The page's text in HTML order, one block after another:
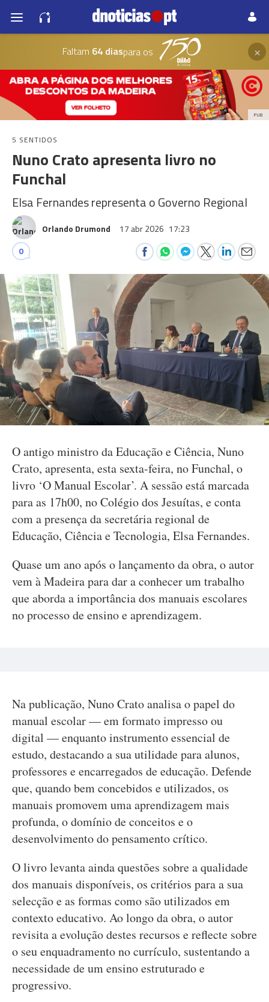
Faltam 64 diaspara os ×
PUB
5 SENTIDOS
Nuno Crato apresenta livro no
Funchal
Elsa Fernandes representa o Governo Regional
Orlando Drumond 17 abr 2026 17:23
0
O antigo ministro da Educação e Ciência, Nuno
Crato, apresenta, esta sexta-feira, no Funchal, o
livro ‘O Manual Escolar’. A sessão está marcada
para as 17h00, no Colégio dos Jesuítas, e conta
com a presença da secretária regional de
Educação, Ciência e Tecnologia, Elsa Fernandes.
Quase um ano após o lançamento da obra, o autor
vem à Madeira para dar a conhecer um trabalho
que aborda a importância dos manuais escolares
no processo de ensino e aprendizagem.
Na publicação, Nuno Crato analisa o papel do
manual escolar — em formato impresso ou
digital — enquanto instrumento essencial de
estudo, destacando a sua utilidade para alunos,
professores e encarregados de educação. Defende
que, quando bem concebidos e utilizados, os
manuais promovem uma aprendizagem mais
profunda, o domínio de conceitos e o
desenvolvimento do pensamento crítico.
O livro levanta ainda questões sobre a qualidade
dos manuais disponíveis, os critérios para a sua
selecção e as formas como são utilizados em
contexto educativo. Ao longo da obra, o autor
revisita a evolução destes recursos e reflecte sobre
o seu enquadramento no currículo, sustentando a
necessidade de um ensino estruturado e
progressivo.